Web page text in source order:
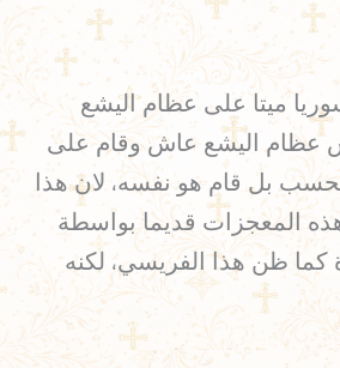
ميتا على عظام اليشع
عظام اليشع عاش وقام على
فحسب بل قام هو نفسه، لان هذا
( انا هو القيامة والحياة) (يو11: 25). وهو الذي صنع مثل هذه المعجزات قديما بواسطة
كما ظن هذا الفريسي، لكنه